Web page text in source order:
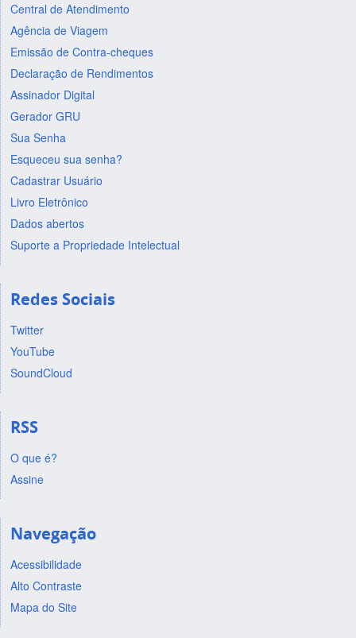
Central de Atendimento
Agência de Viagem
Emissão de Contra-cheques
Declaração de Rendimentos
Assinador Digital
Gerador GRU
Sua Senha
Esqueceu sua senha?
Cadastrar Usuário
Livro Eletrônico
Dados abertos
Suporte a Propriedade Intelectual
Redes Sociais
Twitter
YouTube
SoundCloud
RSS
O que é?
Assine
Navegação
Acessibilidade
Alto Contraste
Mapa do Site